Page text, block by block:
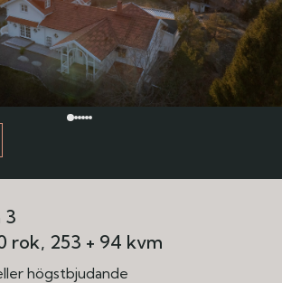
3
rok 253 + 94 kvm
högstbjudande